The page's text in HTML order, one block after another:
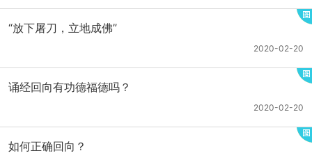
“放下屠刀，立地成佛”
2020-02-20
诵经回向有功德福德吗？
2020-02-20
如何正确回向？